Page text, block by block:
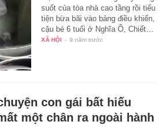
suốt của tòa nhà cao tầng rồi tiểu
tiện bừa bãi vào bảng điều khiển,
cậu bé 6 tuổi ở Nghĩa Ô, Chiết…
XÃ HỘI - 9 năm trước
con gái bất hiếu
một chân ra ngoài hành